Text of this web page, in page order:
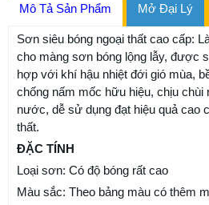
Mô Tả Sản Phẩm Mở Đại Lý
Sơn siêu bóng ngoại thất cao cấp:
cho màng sơn bóng lộng lẫy, được
hợp với khí hậu nhiệt đới gió mùa,
chống nấm mốc hữu hiệu, chịu chùi
nước, dễ sử dụng đạt hiệu quả cao
thất.
ĐẶC TÍNH
Loại sơn: Có độ bóng rất cao
Màu sắc: Theo bảng màu có thêm